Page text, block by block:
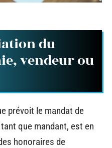
du
vendeur ou
prévoit le mandat de
que mandant, est en
honoraires de